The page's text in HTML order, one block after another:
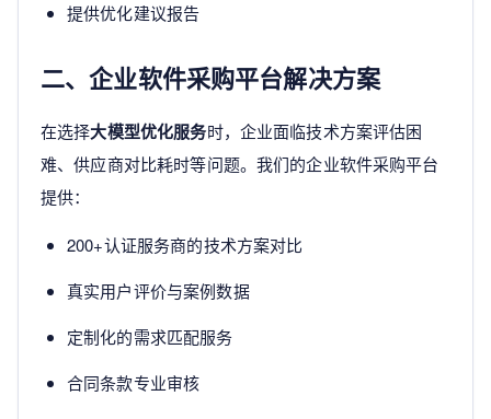
提供优化建议报告
二、企业软件采购平台解决方案
在选择大模型优化服务时，企业面临技术方案评估困
难、供应商对比耗时等问题。我们的企业软件采购平台
提供：
200+认证服务商的技术方案对比
真实用户评价与案例数据
定制化的需求匹配服务
合同条款专业审核